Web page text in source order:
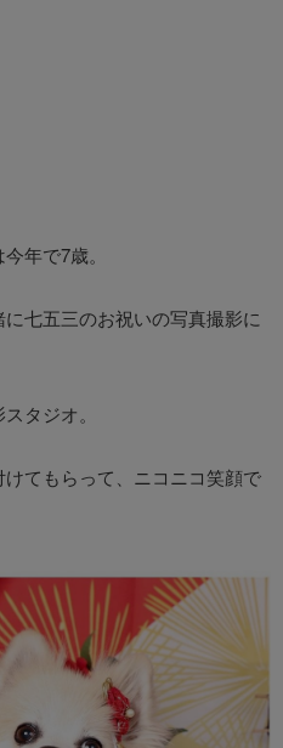
年で7歳。
七五三のお祝いの写真撮影に
タジオ。
てもらって、ニコニコ笑顔で